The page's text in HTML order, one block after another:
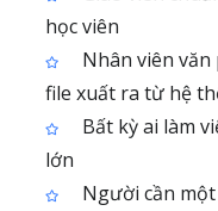
học viên
Nhân viên
file xuất ra từ hệ
Bất kỳ ai làm
lớn
Người cần